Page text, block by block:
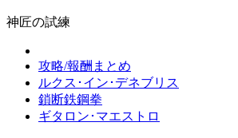
神匠の試練
攻略/報酬まとめ
ルクス･イン･デネブリス
鎖断鉄鋼拳
ギタロン･マエストロ